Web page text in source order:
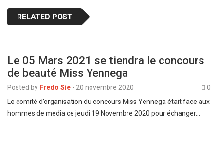
RELATED POST
Le 05 Mars 2021 se tiendra le concours
de beauté Miss Yennega
Posted by Fredo Sie - 20 novembre 2020
0
Le comité d’organisation du concours Miss Yennega était face aux
hommes de media ce jeudi 19 Novembre 2020 pour échanger…